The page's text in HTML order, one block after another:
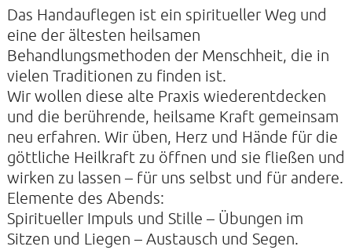
UNSER PROFIL
FILM ZUR KIRCHE DER STILLE
FÖRDERVEREIN
VERMIETUNG
NEWSLETTER
ARCHIV
IMPRESSUM
DATENSCHUTZERKLÄRUNG
Das Handauflegen ist ein spiritueller Weg und
eine der ältesten heilsamen
Behandlungsmethoden der Menschheit, die in
vielen Traditionen zu finden ist.
Wir wollen diese alte Praxis wiederentdecken
und die berührende, heilsame Kraft gemeinsam
neu erfahren. Wir üben, Herz und Hände für die
göttliche Heilkraft zu öffnen und sie fließen und
wirken zu lassen – für uns selbst und für andere.
Elemente des Abends:
Spiritueller Impuls und Stille – Übungen im
Sitzen und Liegen – Austausch und Segen.